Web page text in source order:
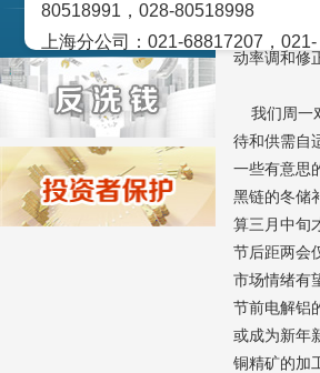
宏观金融数据图解
不管怎样
动率调和修
我们周一
待和供需自
一些有意思
黑链的冬储
算三月中旬
节后距两会
市场情绪有
节前电解铝
或成为新年
铜精矿的加
80518991，028-80518998
上海分公司：021-68817207，021-
68817209
北京营业部：010-65005128
广州营业部：020-28129909，020-
28129902
青岛营业部：0532-83101951、
0532-83101962
天津营业部：022-58812601，022-
绵阳营业部：0816-2238660，